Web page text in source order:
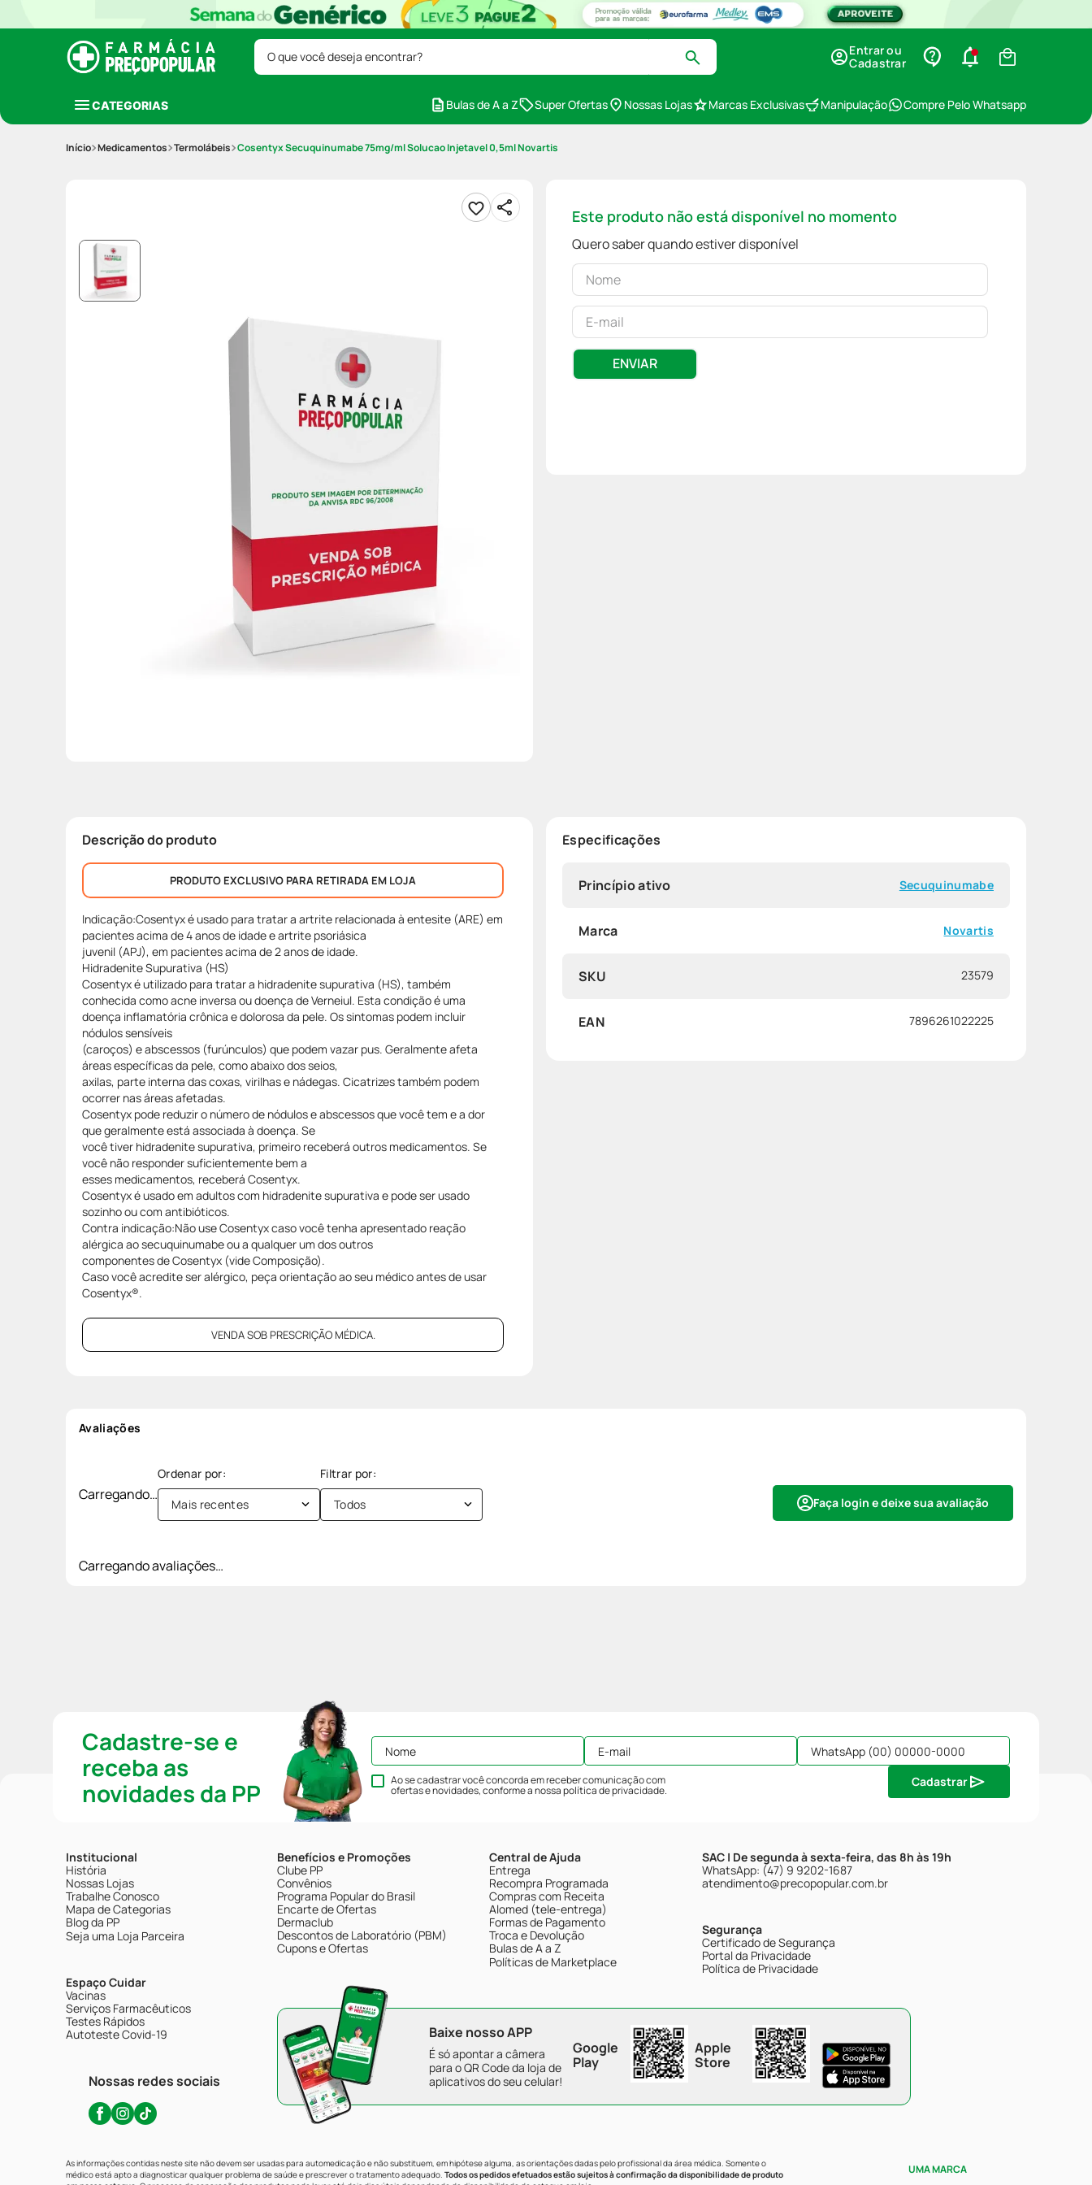
O que você deseja encontrar?
Entrar ou
Cadastrar
CATEGORIAS Bulas de A a Z Super Ofertas Nossas Lojas Marcas Exclusivas Manipulação Compre Pelo Whatsapp
Medicamentos Termolábeis Cosentyx Secuquinumabe 75mg/ml Solucao Injetavel 0,5ml Novartis
Este produto não está disponível no momento
Quero saber quando estiver disponível
ENVIAR
Descrição do produto
PRODUTO EXCLUSIVO PARA RETIRADA EM LOJA
Indicação:Cosentyx é usado para tratar a artrite relacionada à entesite (ARE) em
pacientes acima de 4 anos de idade e artrite psoriásica
juvenil (APJ), em pacientes acima de 2 anos de idade.
Hidradenite Supurativa (HS)
Cosentyx é utilizado para tratar a hidradenite supurativa (HS), também
conhecida como acne inversa ou doença de Verneiul. Esta condição é uma
doença inflamatória crônica e dolorosa da pele. Os sintomas podem incluir
nódulos sensíveis
(caroços) e abscessos (furúnculos) que podem vazar pus. Geralmente afeta
áreas específicas da pele, como abaixo dos seios,
axilas, parte interna das coxas, virilhas e nádegas. Cicatrizes também podem
ocorrer nas áreas afetadas.
Cosentyx pode reduzir o número de nódulos e abscessos que você tem e a dor
que geralmente está associada à doença. Se
você tiver hidradenite supurativa, primeiro receberá outros medicamentos. Se
você não responder suficientemente bem a
esses medicamentos, receberá Cosentyx.
Cosentyx é usado em adultos com hidradenite supurativa e pode ser usado
sozinho ou com antibióticos.
Contra indicação:Não use Cosentyx caso você tenha apresentado reação
alérgica ao secuquinumabe ou a qualquer um dos outros
componentes de Cosentyx (vide Composição).
Caso você acredite ser alérgico, peça orientação ao seu médico antes de usar
Cosentyx®.
VENDA SOB PRESCRIÇÃO MÉDICA.
Especificações
Princípio ativo Secuquinumabe
Marca Novartis
SKU 23579
EAN 7896261022225
Avaliações
Carregando… Faça login e deixe sua avaliação
Mais recentes Todos
Carregando avaliações…
Cadastre-se e
receba as
novidades da PP
Ao se cadastrar você concorda em receber comunicação com
ofertas e novidades, conforme a nossapolítica de privacidade.
Cadastrar
Institucional
História
Nossas Lojas
Trabalhe Conosco
Mapa de Categorias
Blog da PP
Seja uma Loja Parceira
Espaço Cuidar
Vacinas
Serviços Farmacêuticos
Testes Rápidos
Autoteste Covid-19
Nossas redes sociais
Benefícios e Promoções
Clube PP
Convênios
Programa Popular do Brasil
Encarte de Ofertas
Dermaclub
Descontos de Laboratório (PBM)
Cupons e Ofertas
Central de Ajuda
Entrega
Recompra Programada
Compras com Receita
Alomed (tele-entrega)
Formas de Pagamento
Troca e Devolução
Bulas de A a Z
Políticas de Marketplace
SAC | De segunda à sexta-feira, das 8h às 19h
WhatsApp: (47) 9 9202-1687
atendimento@precopopular.com.br
Segurança
Certificado de Segurança
Portal da Privacidade
Política de Privacidade
Baixe nosso APP
É só apontar a câmera
para o QR Code da loja de
aplicativos do seu celular!
Google
Play
Apple
Store
As informações contidas neste site não devem ser usadas para automedicação e não substituem, em hipótese alguma, as orientações dadas pelo profissional da área médica. Somente o
médico está apto a diagnosticar qualquer problema de saúde e prescrever o tratamento adequado. Todos os pedidos efetuados estão sujeitos à confirmação da disponibilidade de produto
UMA MARCA